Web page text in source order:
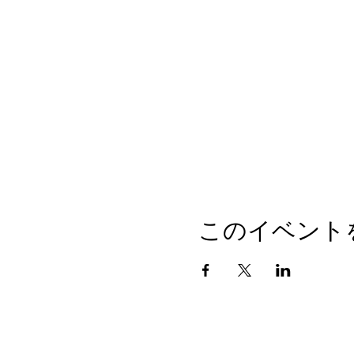
このイベント